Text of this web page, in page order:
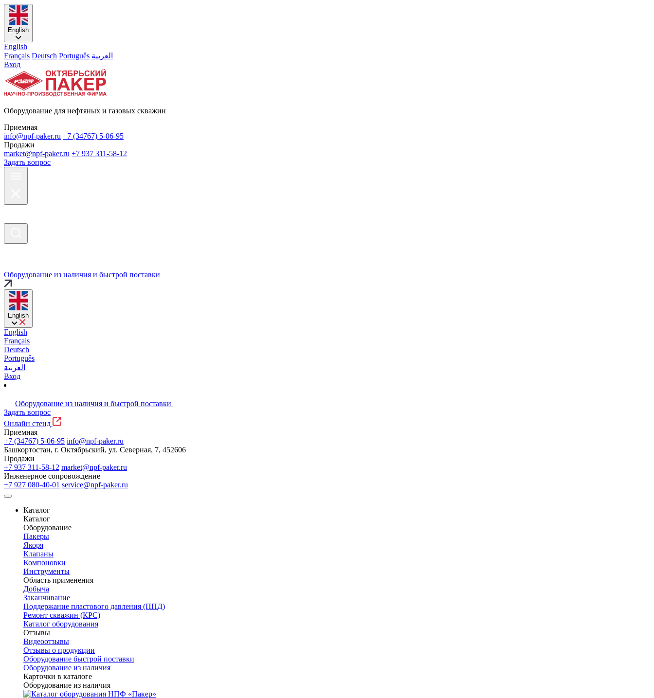
English
English
Français Deutsch Português العربية
Вход
Оборудование для нефтяных и газовых скважин
Приемная
info@npf-paker.ru +7 (34767) 5-06-95
Продажи
market@npf-paker.ru +7 937 311-58-12
Задать вопрос
Оборудование из наличия и быстрой поставки
English
English
Français
Deutsch
Português
العربية
Вход
Оборудование из наличия и быстрой поставки
Задать вопрос
Онлайн стенд
Приемная
+7 (34767) 5-06-95 info@npf-paker.ru
Башкортостан, г. Октябрьский, ул. Северная, 7, 452606
Продажи
+7 937 311-58-12 market@npf-paker.ru
Инженерное сопровождение
+7 927 080-40-01 service@npf-paker.ru
Каталог
Каталог
Оборудование
Пакеры
Якоря
Клапаны
Компоновки
Инструменты
Область применения
Добыча
Заканчивание
Поддержание пластового давления (ППД)
Ремонт скважин (КРС)
Каталог оборудования
Отзывы
Видеоотзывы
Отзывы о продукции
Оборудование быстрой поставки
Оборудование из наличия
Карточки в каталоге
Оборудование из наличия